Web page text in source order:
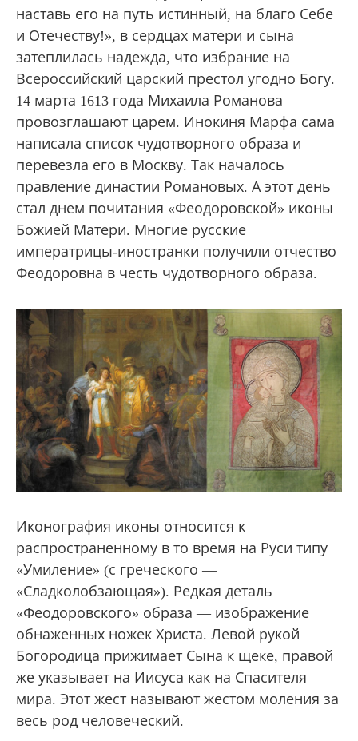
наставь его на путь истинный, на благо Себе
и Отечеству!», в сердцах матери и сына
затеплилась надежда, что избрание на
Всероссийский царский престол угодно Богу.
14 марта 1613 года Михаила Романова
провозглашают царем. Инокиня Марфа сама
написала список чудотворного образа и
перевезла его в Москву. Так началось
правление династии Романовых. А этот день
стал днем почитания «Феодоровской» иконы
Божией Матери. Многие русские
императрицы-иностранки получили отчество
Феодоровна в честь чудотворного образа.
Иконография иконы относится к
распространенному в то время на Руси типу
«Умиление» (с греческого —
«Сладколобзающая»). Редкая деталь
«Феодоровского» образа — изображение
обнаженных ножек Христа. Левой рукой
Богородица прижимает Сына к щеке, правой
же указывает на Иисуса как на Спасителя
мира. Этот жест называют жестом моления за
весь род человеческий.